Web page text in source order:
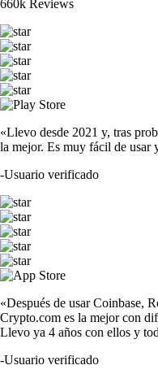
660k Reviews
«Llevo desde 2021 y, tras
la mejor. Es muy fácil de usar
-Usuario verificado
«Después de usar Coinbase,
Crypto.com es la mejor con
Llevo ya 4 años con ellos y
-Usuario verificado